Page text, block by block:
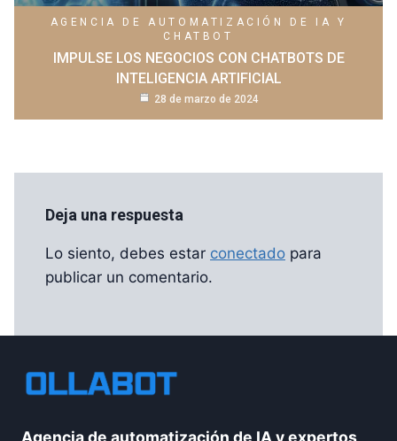
AGENCIA DE AUTOMATIZACIÓN DE IA Y
CHATBOT
IMPULSE LOS NEGOCIOS CON CHATBOTS DE
INTELIGENCIA ARTIFICIAL
28 de marzo de 2024
Deja una respuesta
Lo siento, debes estar conectado para
publicar un comentario.
Agencia de automatización de IA y expertos